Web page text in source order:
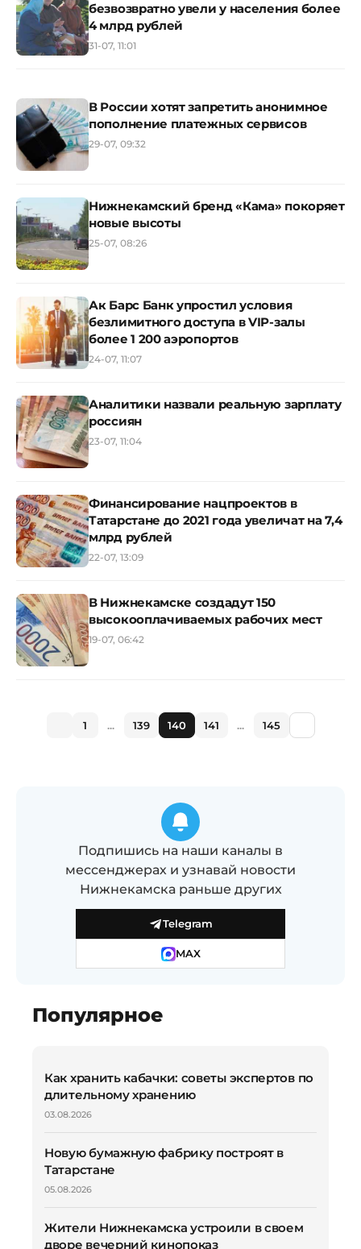
безвозвратно увели у населения более
4 млрд рублей
31-07, 11:01
В России хотят запретить анонимное
пополнение платежных сервисов
29-07, 09:32
Нижнекамский бренд «Кама» покоряет
новые высоты
25-07, 08:26
Ак Барс Банк упростил условия
безлимитного доступа в VIP-залы
более 1 200 аэропортов
24-07, 11:07
Аналитики назвали реальную зарплату
россиян
23-07, 11:04
Финансирование нацпроектов в
Татарстане до 2021 года увеличат на 7,4
млрд рублей
22-07, 13:09
В Нижнекамске создадут 150
высокооплачиваемых рабочих мест
19-07, 06:42
1 ... 139 140 141 ... 145
Подпишись на наши каналы в
мессенджерах и узнавай новости
Нижнекамска раньше других
Telegram
MAX
Популярное
Как хранить кабачки: советы экспертов по
длительному хранению
03.08.2026
Новую бумажную фабрику построят в
Татарстане
05.08.2026
Жители Нижнекамска устроили в своем
дворе вечерний кинопоказ